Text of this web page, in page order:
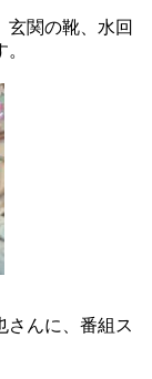
玄関の靴、水回
さんに、番組ス